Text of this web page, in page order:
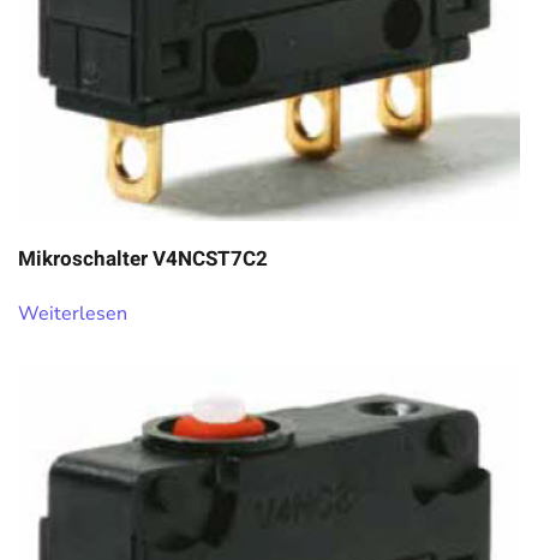
Mikroschalter V4NCST7C2
Weiterlesen